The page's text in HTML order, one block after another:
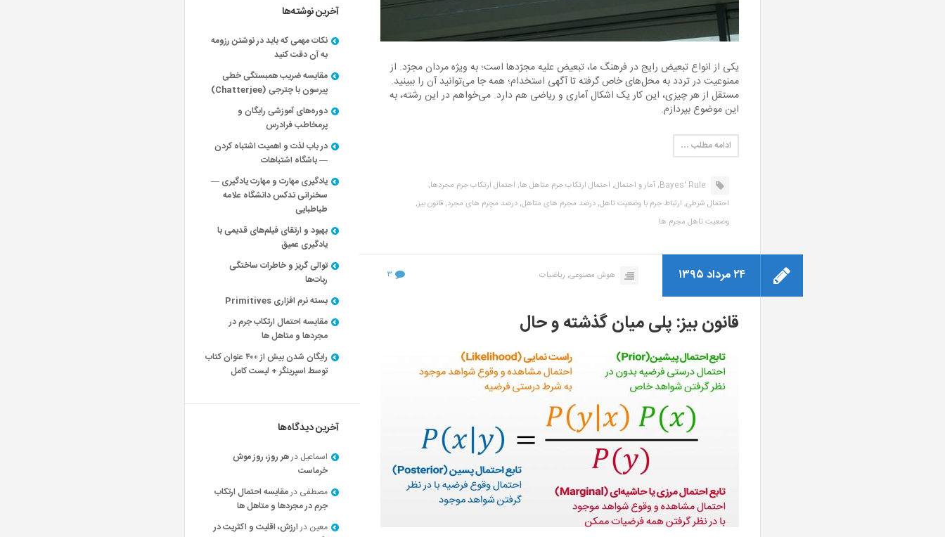
یکی از انواع تبعیض رایج در فرهنگ ما، تبعیض علیه مجرّدها است؛ به ویژه مردان مجرّد. از
ممنوعیت در تردد به محل‌های خاص گرفته تا آگهی استخدام؛ همه جا می‌توانید آن را ببینید.
مستقل از هر چیزی، این کار یک اشکال آماری و ریاضی هم دارد. می‌خواهم در این رشته، به
این موضوع بپردازم.
ادامه مطلب …
Bayes' Rule, آمار و احتمال, احتمال ارتکاب جرم متاهل ها, احتمال ارتکاب جرم مجردها,
احتمال شرطی, ارتباط جرم با وضعیت تاهل,درصد مجرم های متاهل,درصد مچرم های مجرد,قانون بیز,
وضعیت تاهل مجرم ها
۲۴ مرداد ۱۳۹۵ هوش مصنوعی, ریاضیات ۳
قانون بیز: پلی میان گذشته و حال
آخرین نوشته‌ها
نکات مهمی که باید در نوشتن رزومه
به آن دقت کنید
مقایسه ضریب همبستگی خطی
پیرسون با چترجی (Chatterjee)
دوره‌های آموزشی رایگان و
پرمخاطب فرادرس
در باب لذت و اهمیت اشتباه کردن
— باشگاه اشتباهات
یادگیری مهارت و مهارت یادگیری —
سخنرانی تدکس دانشگاه علامه
طباطبایی
بهبود و ارتقای فیلم‌های قدیمی با
یادگیری عمیق
توالی گریز و خاطرات ساختگی
ربات‌ها
بسته نرم افزاری Primitives
مقایسه احتمال ارتکاب جرم در
مجردها و متاهل ها
رایگان شدن بیش از ۴۰۰ عنوان کتاب
توسط اسپرینگر + لیست کامل
آخرین دیدگاه‌ها
اسماعیل درهر روز، روز موش
خرماست
مصطفی درمقایسه احتمال ارتکاب
جرم در مجردها و متاهل ها
معین درارزش، اقلیت و اکثریت در